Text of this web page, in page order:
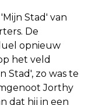
Stad' van
De
opnieuw
het veld
Stad', zo was te
Jorthy
dat hij in een